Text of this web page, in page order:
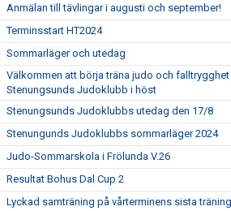
Anmälan till tävlingar i augusti och september!
Terminsstart HT2024
Sommarläger och utedag
Välkommen att börja träna judo och falltrygghet
Stenungsunds Judoklubb i höst
Stenungsunds Judoklubbs utedag den 17/8
Stenungunds Judoklubbs sommarläger 2024
Judo-Sommarskola i Frölunda V.26
Resultat Bohus Dal Cup 2
Lyckad samträning på vårterminens sista träning.